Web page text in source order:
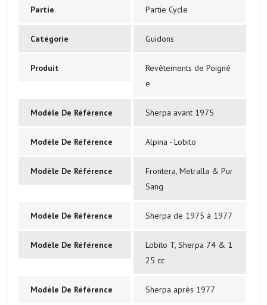
Partie Partie Cycle
Catégorie Guidons
Produit
Revêtements de Poigné
e
Modèle De Référence Sherpa avant 1975
Modèle De Référence Alpina - Lobito
Modèle De Référence
Frontera, Metralla & Pur
Sang
Modèle De Référence Sherpa de 1975 à 1977
Modèle De Référence
Lobito T, Sherpa 74 & 1
25 cc
Modèle De Référence Sherpa après 1977